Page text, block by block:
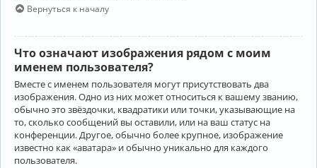
Вернуться к началу
Что означают изображения рядом с моим
именем пользователя?
Вместе с именем пользователя могут присутствовать два
изображения. Одно из них может относиться к вашему званию,
обычно это звёздочки, квадратики или точки, указывающие на
то, сколько сообщений вы оставили, или на ваш статус на
конференции. Другое, обычно более крупное, изображение
известно как «аватара» и обычно уникально для каждого
пользователя.